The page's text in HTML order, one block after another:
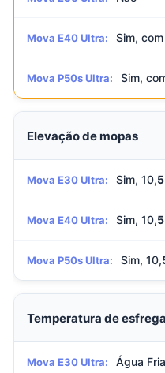
Mova E40 Ultra: Sim,
Mova P50s Ultra: Sim,
Elevação de mopas
Mova E30 Ultra: Sim, 10,
Mova E40 Ultra: Sim, 10,
Mova P50s Ultra: Sim, 10,
Temperatura de
Mova E30 Ultra: Água Fria